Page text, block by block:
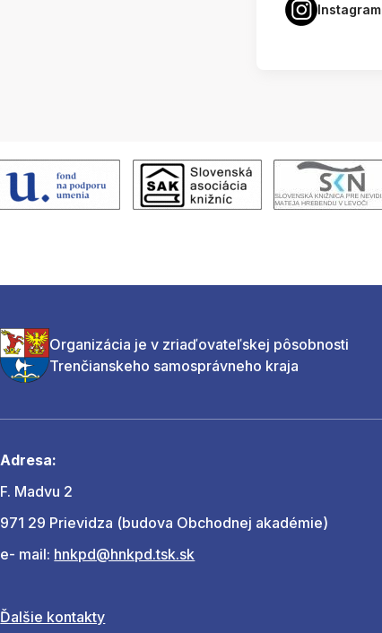
Instagram
Organizácia je v zriaďovateľskej pôsobnosti
Trenčianskeho samosprávneho kraja
Adresa:
F. Madvu 2
971 29 Prievidza (budova Obchodnej akadémie)
e- mail: hnkpd@hnkpd.tsk.sk
Ďalšie kontakty